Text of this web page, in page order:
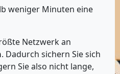
weniger Minuten eine
Netzwerk an
. Dadurch sichern Sie sich
Sie also nicht lange,